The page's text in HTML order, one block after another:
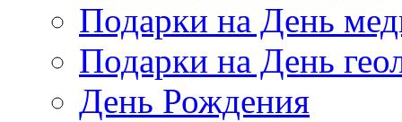
Подарки на День
Подарки на День
День Рождения